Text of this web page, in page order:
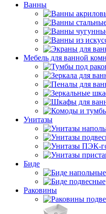
Ванны
Мебель для ванной
Унитазы
Биде
Раковины